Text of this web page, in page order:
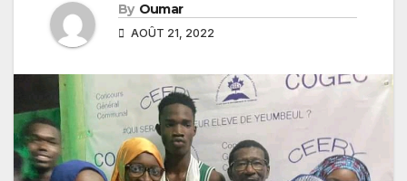
By Oumar
AOÛT 21, 2022